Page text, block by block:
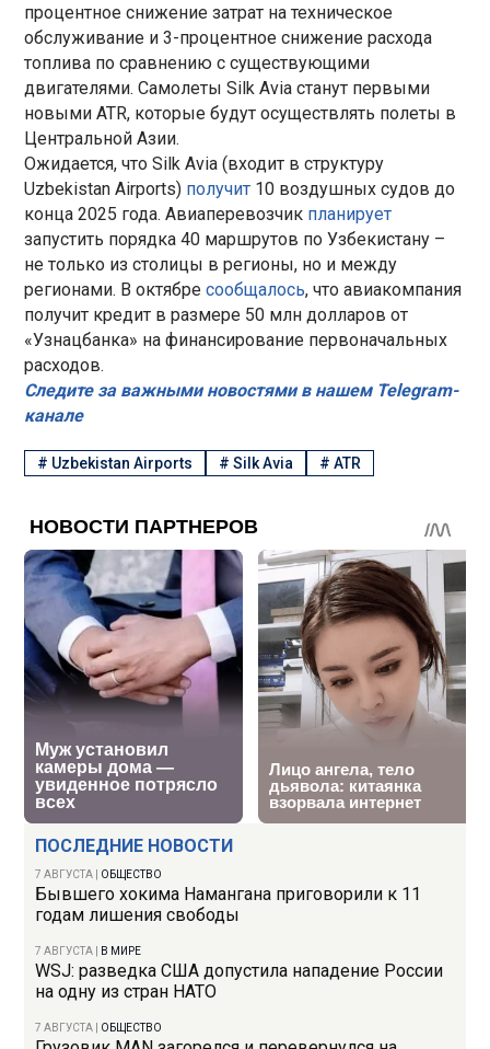
ПОСЛЕДНИЕ НОВОСТИ
7 АВГУСТА ОБЩЕСТВО
Бывшего хокима Намангана приговорили к 11
годам лишения свободы
7 АВГУСТА В МИРЕ
WSJ: разведка США допустила нападение России
на одну из стран НАТО
7 АВГУСТА ОБЩЕСТВО
процентное снижение затрат на техническое
обслуживание и 3-процентное снижение расхода
топлива по сравнению с существующими
двигателями. Самолеты Silk Avia станут первыми
новыми ATR, которые будут осуществлять полеты в
Центральной Азии.
Ожидается, что Silk Avia (входит в структуру
Uzbekistan Airports) получит 10 воздушных судов до
конца 2025 года. Авиаперевозчик планирует
запустить порядка 40 маршрутов по Узбекистану –
не только из столицы в регионы, но и между
регионами. В октябресообщалось, что авиакомпания
получит кредит в размере 50 млн долларов от
«Узнацбанка» на финансирование первоначальных
расходов.
Следите за важными новостями в нашем Telegram-
канале
# Uzbekistan Airports #Silk Avia # ATR